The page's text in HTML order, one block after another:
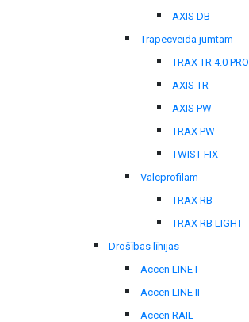
AXIS DB
Trapecveida jumtam
TRAX TR 4.0 PRO
AXIS TR
AXIS PW
TRAX PW
TWIST FIX
Valcprofilam
TRAX RB
TRAX RB LIGHT
Drošības līnijas
Accen LINE I
Accen LINE II
Accen RAIL